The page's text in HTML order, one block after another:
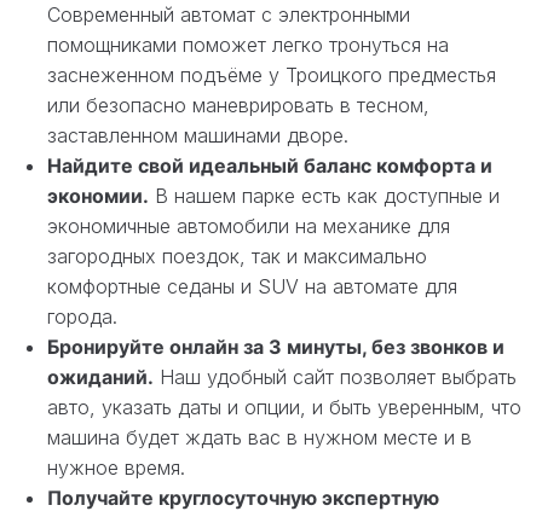
Современный автомат с электронными
помощниками поможет легко тронуться на
заснеженном подъёме у Троицкого предместья
или безопасно маневрировать в тесном,
заставленном машинами дворе.
Найдите свой идеальный баланс комфорта и
экономии. В нашем парке есть как доступные и
экономичные автомобили на механике для
загородных поездок, так и максимально
комфортные седаны и SUV на автомате для
города.
Бронируйте онлайн за 3 минуты, без звонков и
ожиданий. Наш удобный сайт позволяет выбрать
авто, указать даты и опции, и быть уверенным, что
машина будет ждать вас в нужном месте и в
нужное время.
Получайте круглосуточную экспертную